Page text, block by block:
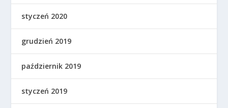
styczeń 2020
grudzień 2019
październik 2019
styczeń 2019